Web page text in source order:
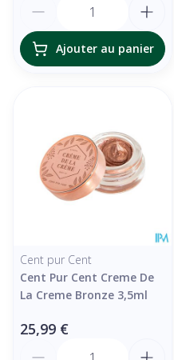
Ajouter au panier
Cent pur Cent
Cent Pur Cent Creme De
La Creme Bronze 3,5ml
25,99 €